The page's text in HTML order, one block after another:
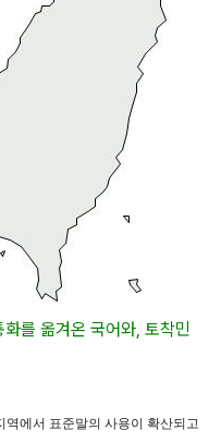
를 옮겨온 국어와, 토착민
에서 표준말의 사용이 확산되고